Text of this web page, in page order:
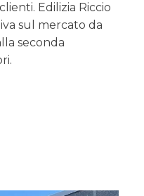
Edilizia Riccio
sul mercato da
seconda